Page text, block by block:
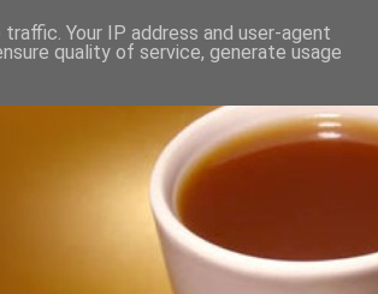
Your IP address and user-agent
quality of service, generate usage